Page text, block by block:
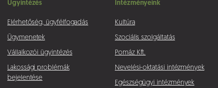
Ügyintézés
Elérhetőség, ügyfélfogadás
Ügymenetek
Vállalkozói ügyintézés
Lakossági problémák
bejelentése
Intézményeink
Kultúra
Szociális szolgáltatás
Pomáz Kft.
Nevelési-oktatási intézmények
Egészségügyi intézmények